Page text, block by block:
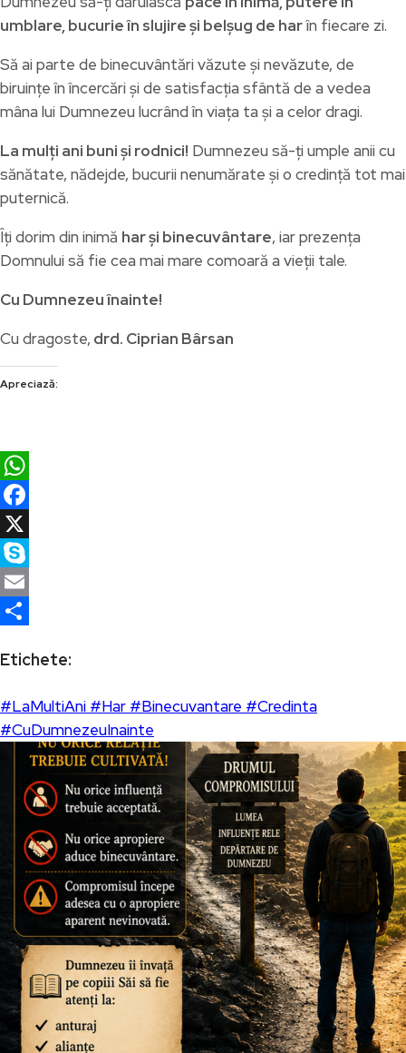
umblare, bucurie în slujire și belșug de harîn fiecare zi.
Să ai parte de binecuvântări văzute și nevăzute, de
biruințe în încercări și de satisfacția sfântă de a vedea
mâna lui Dumnezeu lucrând în viața ta și a celor dragi.
La mulți ani buni și rodnici! Dumnezeu să-ți umple anii cu
sănătate, nădejde, bucurii nenumărate și o credință tot mai
puternică.
Îți dorim din inimă har și binecuvântare, iar prezența
Domnului să fie cea mai mare comoară a vieții tale.
Cu Dumnezeu înainte!
Cu dragoste, drd. Ciprian Bârsan
Apreciază:
WhatsApp
Facebook
X
Skype
Email
Etichete:
#LaMultiAni #Har #Binecuvantare #Credinta
#CuDumnezeuInainte